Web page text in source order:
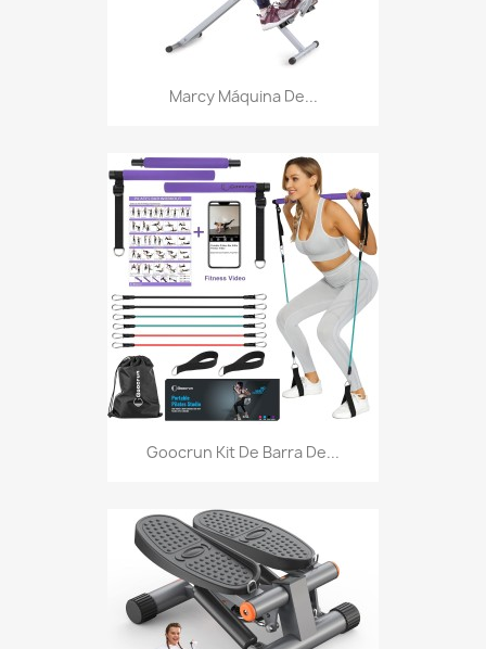
Marcy Máquina De...
Goocrun Kit De Barra De...